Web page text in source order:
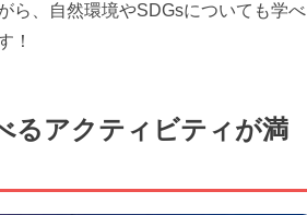
ら、自然環境やSDGsについても学べ
！
るアクティビティが満